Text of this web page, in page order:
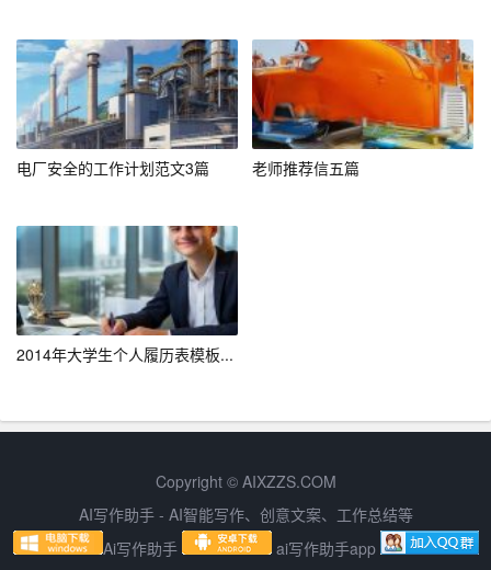
四、使用查找和替换功能删除
1. 打开Word文档，按下键盘上的“Ctrl + H”组合键，打开“查
找和替换”对话框。
2. 在“查找和替换”对话框中，切换到“替换”选项卡。
4. 在“替换为”框中不输入任何内容。
5. 点击“全部替换”按钮，即可删除文档中所有的表格。
五、注意事项
容。
2. 删除表格时，注意不要误删其他内容，如文本、图片
3. 如果表格中包含公式或特殊格式，请在删除前确保已了
电厂安全的工作计划范文3篇 老师推荐信五篇
2014年大学生个人履历表模板...
Copyright © AIXZZS.COM
AI写作助手 - AI智能写作、创意文案、工作总结等
Ai写作助手
ai写作助手app